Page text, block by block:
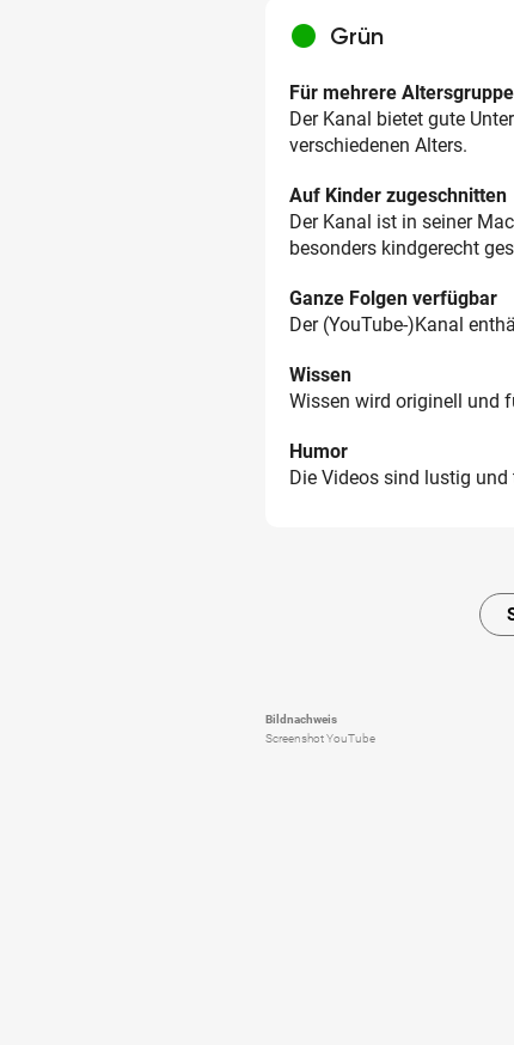
circle Grün
Für mehrere
Der Kanal bietet gute
verschiedenen Alters.
Auf Kinder zugeschnitten
Der Kanal ist in seiner
besonders kindgerecht
Ganze Folgen verfügbar
Der (YouTube-)Kanal
Wissen
Wissen wird originell und
Humor
Die Videos sind lustig
Bildnachweis
Screenshot YouTube